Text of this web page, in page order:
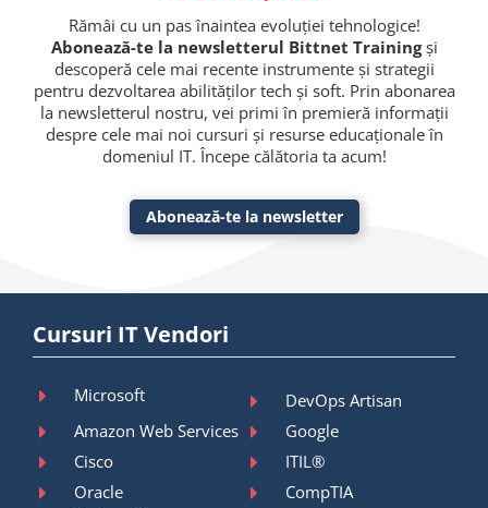
Rămâi cu un pas înaintea evoluției tehnologice!
Abonează-te la newsletterul Bittnet Trainingși
descoperă cele mai recente instrumente și strategii
pentru dezvoltarea abilităților tech și soft. Prin abonarea
la newsletterul nostru, vei primi în premieră informații
despre cele mai noi cursuri și resurse educaționale în
domeniul IT. Începe călătoria ta acum!
Abonează-te la newsletter
Cursuri IT Vendori
Microsoft
DevOps Artisan
Amazon Web Services
Google
Cisco
ITIL®
Oracle
CompTIA